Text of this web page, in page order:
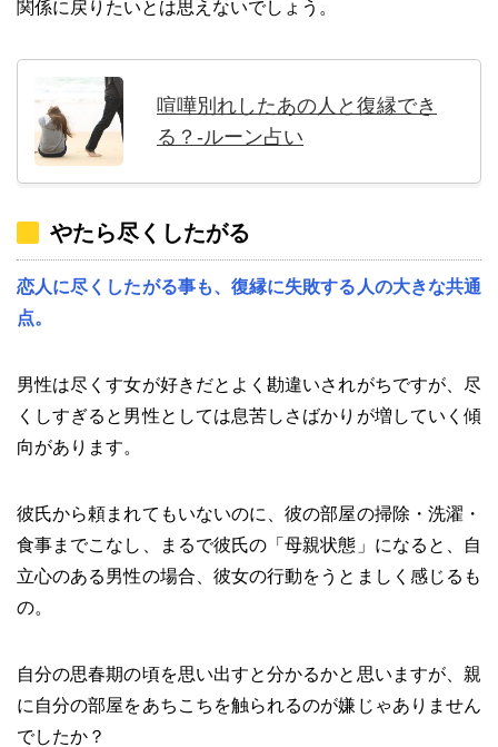
関係に戻りたいとは思えないでしょう。
喧嘩別れしたあの人と復縁でき
る？-ルーン占い
やたら尽くしたがる
恋人に尽くしたがる事も、復縁に失敗する人の大きな共通
点。
男性は尽くす女が好きだとよく勘違いされがちですが、尽
くしすぎると男性としては息苦しさばかりが増していく傾
向があります。
彼氏から頼まれてもいないのに、彼の部屋の掃除・洗濯・
食事までこなし、まるで彼氏の「母親状態」になると、自
立心のある男性の場合、彼女の行動をうとましく感じるも
の。
自分の思春期の頃を思い出すと分かるかと思いますが、親
に自分の部屋をあちこちを触られるのが嫌じゃありません
でしたか？